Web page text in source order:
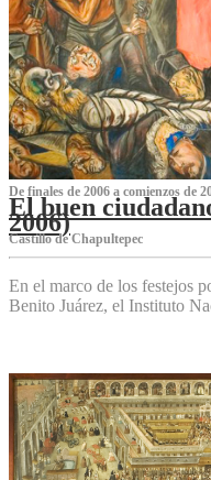
De finales de 2006 a comienzos de
El buen
2006)
Castillo de Chapultepec
En el marco de los festejos
Benito Juárez, el Instituto